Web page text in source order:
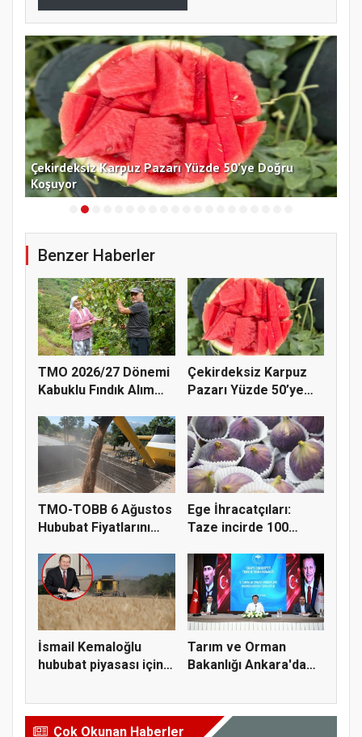
Çekirdeksiz Karpuz Pazarı Yüzde 50’ye Doğru
Koşuyor
Benzer Haberler
TMO 2026/27 Dönemi
Kabuklu Fındık Alım
Çekirdeksiz Karpuz
Pazarı Yüzde 50’ye
TMO-TOBB 6 Ağustos
Hububat Fiyatlarını
Ege İhracatçıları:
Taze incirde 100
İsmail Kemaloğlu
hububat piyasası için 4
Tarım ve Orman
Bakanlığı Ankara'da
Çok Okunan Haberler